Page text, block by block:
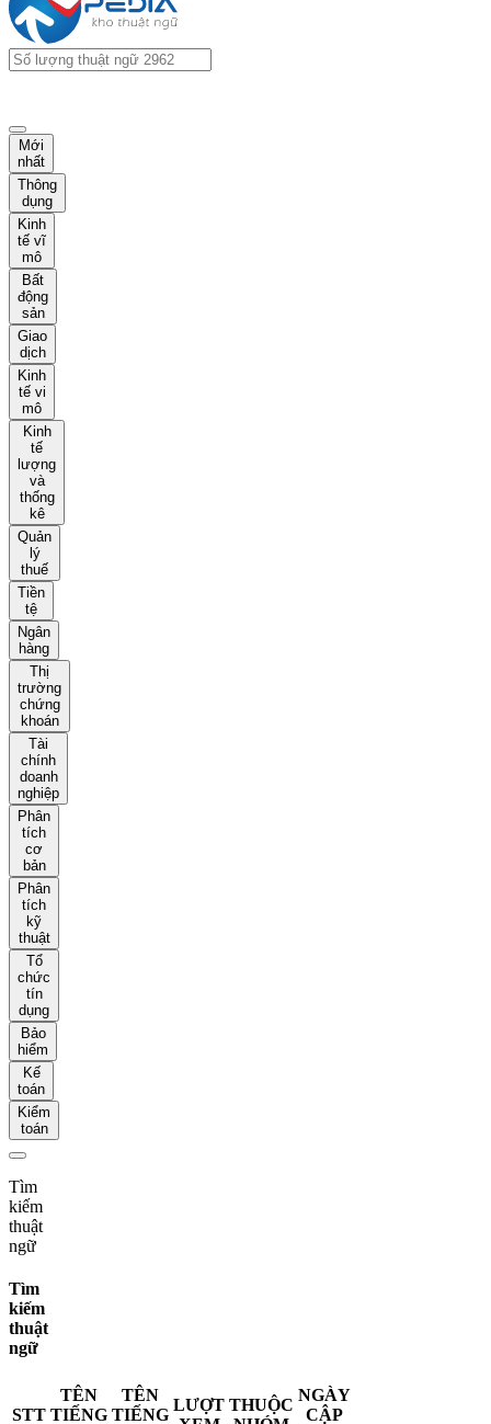
Mới
nhất
Thông
dụng
Kinh
tế vĩ
mô
Bất
động
sản
Giao
dịch
Kinh
tế vi
mô
Kinh
tế
lượng
và
thống
kê
Quản
lý
thuế
Tiền
tệ
Ngân
hàng
Thị
trường
chứng
khoán
Tài
chính
doanh
nghiệp
Phân
tích
cơ
bản
Phân
tích
kỹ
thuật
Tổ
chức
tín
dụng
Bảo
hiểm
Kế
toán
Kiểm
toán
Tìm
kiếm
thuật
ngữ
Tìm
kiếm
thuật
ngữ
STT
TÊN
TIẾNG
TÊN
TIẾNG
LƯỢT THUỘC
NGÀY
CẬP